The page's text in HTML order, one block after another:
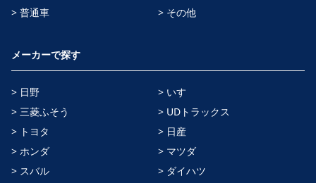
> 普通車
> その他
メーカーで探す
> 日野
> いすゞ
> 三菱ふそう
> UDトラックス
> トヨタ
> 日産
> ホンダ
> マツダ
> スバル
> ダイハツ